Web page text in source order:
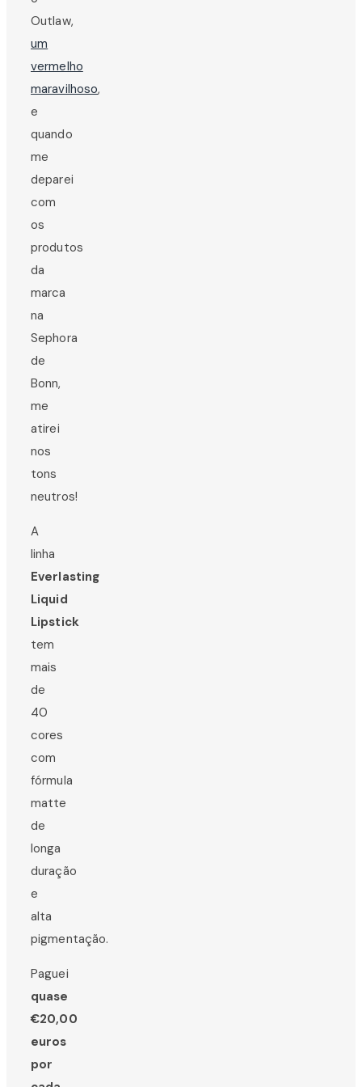
Outlaw,
um
vermelho
maravilhoso,
e
quando
me
deparei
com
os
produtos
da
marca
na
Sephora
de
Bonn,
me
atirei
nos
tons
neutros!
A
linha
Everlasting
Liquid
Lipstick
tem
mais
de
40
cores
com
fórmula
matte
de
longa
duração
e
alta
pigmentação.
Paguei
quase
€20,00
euros
por